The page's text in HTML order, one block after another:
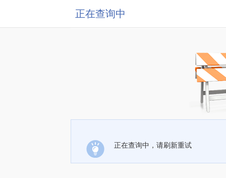
正在查询中
正在查询中，请刷新重试